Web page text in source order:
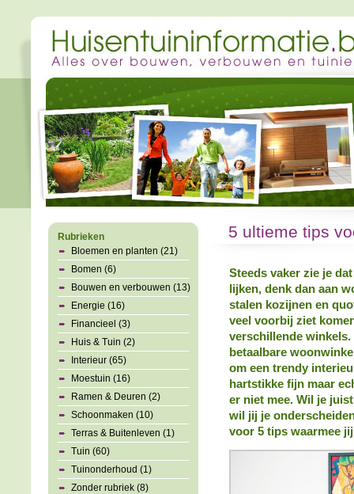
Rubrieken
Bloemen en planten (21)
Bomen (6)
Bouwen en verbouwen (13)
Energie (16)
Financieel (3)
Huis & Tuin (2)
Interieur (65)
Moestuin (16)
Ramen & Deuren (2)
Schoonmaken (10)
Terras & Buitenleven (1)
Tuin (60)
Tuinonderhoud (1)
Zonder rubriek (8)
5 ultieme tips
Steeds vaker zie je
lijken, denk dan aan
stalen kozijnen en
veel voorbij ziet
verschillende
betaalbare
om een trendy
hartstikke fijn maar
er niet mee. Wil je
wil jij je
voor 5 tips waarmee